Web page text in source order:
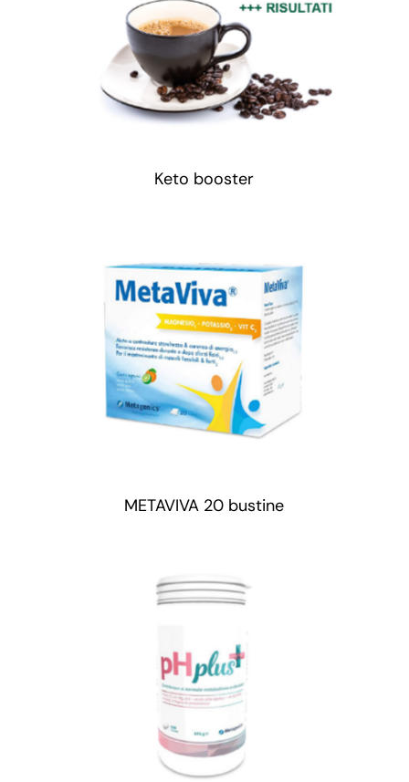
Keto booster
METAVIVA 20 bustine